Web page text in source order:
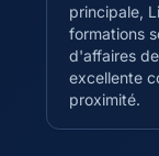
principale,
formations
d'affaires
excellente
proximité.